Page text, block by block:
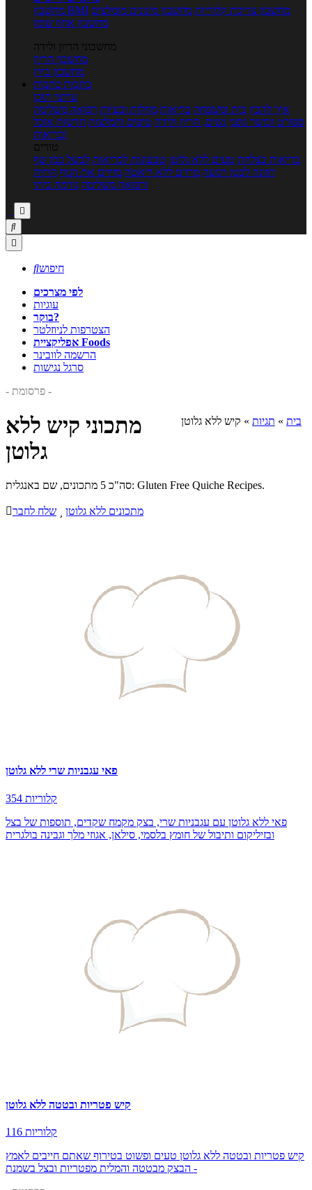
מחשבון BMI
מחשבון צריכת קלוריות מחשבון מינונים מומלצים
מחשבון אחוז שומן
מחשבוני הריון ולידה
מחשבון הריון
מחשבון ביוץ
כתבות כתבות
ערוצי תוכן
איך להכין בית ומשפחה בריאות מחלות ובעיות רפואה משלימה
ספורט וכושר גופני נשים, הריון ולידה טיפים והמלצות חדשות אוכל
ובריאות
טורים
בריאות בצלחת טעים ללא גלוטן טבעונות לבריאות לבשל כמו שף
תזונה לבטן רגועה מרזים ללא דיאטה מזיזים את הגוף הרזיה
ורפואה משלימה גורמה ביתי



חיפוש
לפי מצרכים
עוגיות
בוקר?
הצטרפות לניוזלטר
אפליקציית Foods
הרשמה לוובינר
סרגל נגישות
- פרסומת -
בית » תגיות » קיש ללא גלוטן
מתכוני קיש ללא
גלוטן
סה"כ 5 מתכונים, שם באנגלית: Gluten Free Quiche Recipes.
שלח לחבר מתכונים ללא גלוטן
פאי עגבניות שרי ללא גלוטן
354 קלוריות
פאי ללא גלוטן עם עגבניות שרי, בצק מקמח שקדים, תוספות של בצל
ובזיליקום ותיבול של חומץ בלסמי, סילאן, אגוזי מלך וגבינה בולגרית
קיש פטריות ובטטה ללא גלוטן
116 קלוריות
קיש פטריות ובטטה ללא גלוטן טעים ופשוט בטירוף שאתם חייבים לאמץ
- הבצק מבטטה והמלית מפטריות ובצל בשמנת